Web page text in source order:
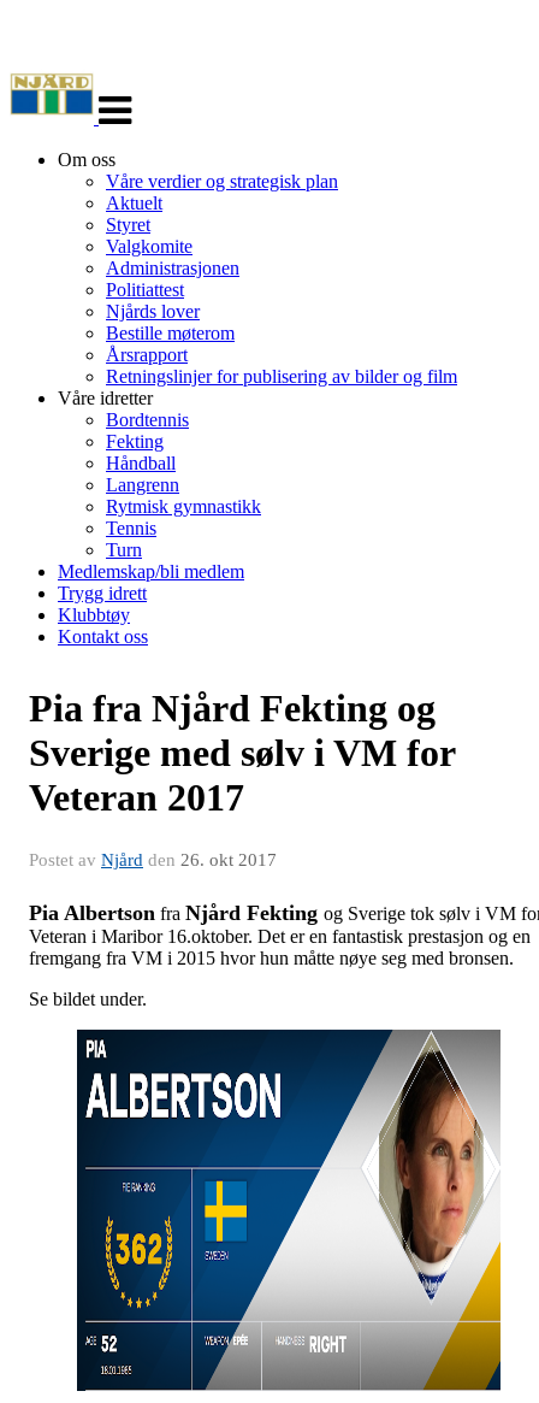
navigasjon
Om oss
Våre verdier og strategisk plan
Aktuelt
Styret
Valgkomite
Administrasjonen
Politiattest
Njårds lover
Bestille møterom
Årsrapport
Retningslinjer for publisering av bilder og film
Våre idretter
Bordtennis
Fekting
Håndball
Langrenn
Rytmisk gymnastikk
Tennis
Turn
Medlemskap/bli medlem
Trygg idrett
Klubbtøy
Kontakt oss
Pia fra Njård Fekting og
Sverige med sølv i VM for
Veteran 2017
Postet av Njård den 26. okt 2017
Pia Albertson fra Njård Fekting og Sverige tok sølv i VM
Veteran i Maribor 16.oktober. Det er en fantastisk prestasjon og en
fremgang fra VM i 2015 hvor hun måtte nøye seg med bronsen.
Se bildet under.